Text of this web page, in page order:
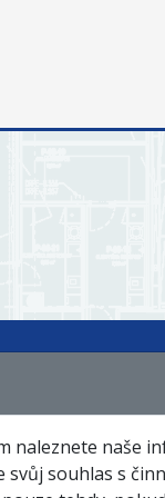
naleznete naše
souhlas s
a dispečink